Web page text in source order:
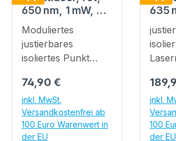
650 nm, 1 mW, 5 V
DC, Ø12x34 mm,
Laserklasse 2,
Fokus einstellbar,
Kabellänge
Moduliertes
justierbares
isoliertes Punkt
650nm, 1mW, 5V
DC, 12x34mm,
Klasse 2 Fokus
einstellbar Geringe
Regulärer Preis:
74,90 €
inkl. MwSt.
Versandkostenfrei ab
100 Euro Warenwert in
der EU
635
5
200
12V
12 V
inkl.
100
der EU